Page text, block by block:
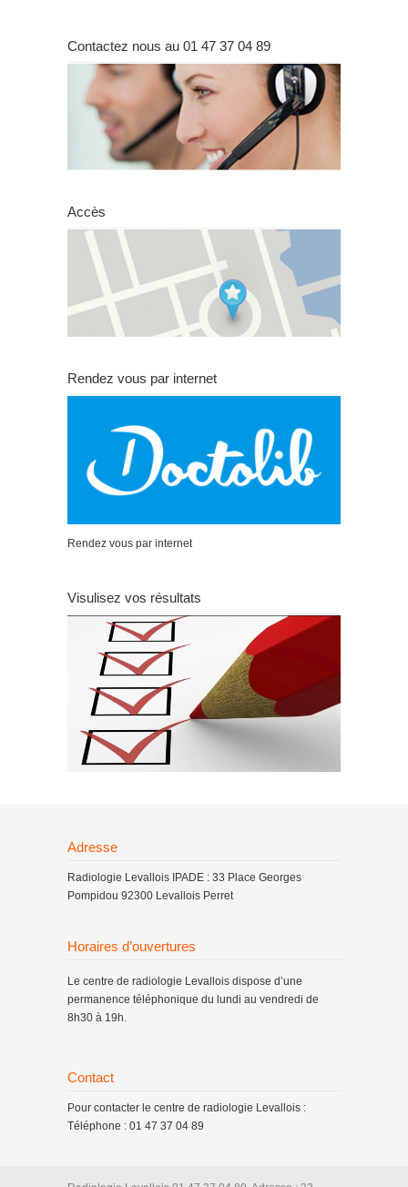
Contactez nous au 01 47 37 04 89
Accès
Rendez vous par internet
Rendez vous par internet
Visulisez vos résultats
Adresse
Radiologie Levallois IPADE : 33 Place Georges
Pompidou 92300 Levallois Perret
Horaires d’ouvertures
Le centre de radiologie Levallois dispose d’une
permanence téléphonique du lundi au vendredi de
8h30 à 19h.
Contact
Pour contacter le centre de radiologie Levallois :
Téléphone : 01 47 37 04 89